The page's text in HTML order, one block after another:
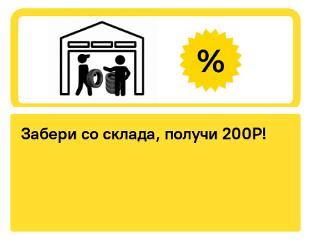
Забери со склада, получи 200Р!